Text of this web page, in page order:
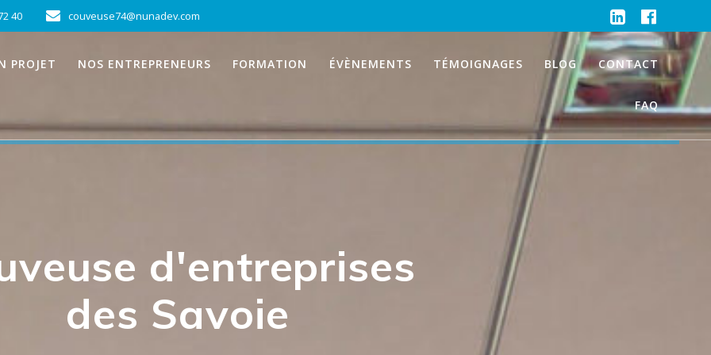
40 couveuse74@nunadev.com
PROJET NOS ENTREPRENEURS FORMATION ÉVÈNEMENTS TÉMOIGNAGES BLOG CONTACT
FAQ